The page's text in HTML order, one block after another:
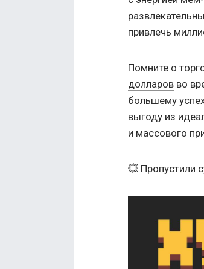
привлечь
Помните о
долларов во
большему
выгоду из
и массового
💥 Пропустили